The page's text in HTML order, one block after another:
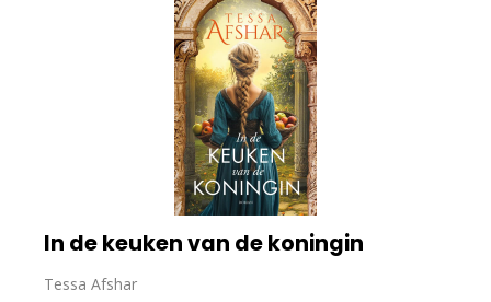
In de keuken van de koningin
Tessa Afshar